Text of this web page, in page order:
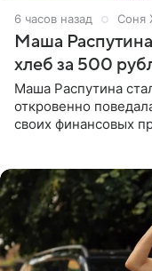
6 часов назад Соня
Маша
хлеб за 500
Маша Распутина
откровенно
своих финансовых